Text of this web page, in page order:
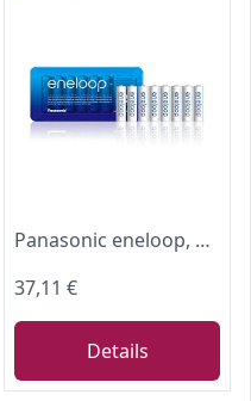
Panasonic eneloop, Ready-to-Use NI-MH Akku, AA Mignon, 8er Pack, Storage Case, min. 1900 mAh, 2100 Ladezyklen, Starke Leistung, wiederaufladbare Akku Batterien
37,11 €
Details